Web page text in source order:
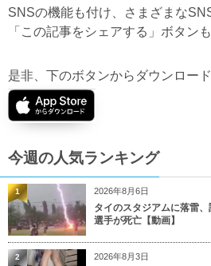
SNSの機能も付け、さまざまな
「この記事をシェアする」ボタン
是非、下のボタンからダウンロー
今週の人気ランキング
2026年8月6日
タイのスタジアムに落雷
選手が死亡【動画】
1
2026年8月3日
2